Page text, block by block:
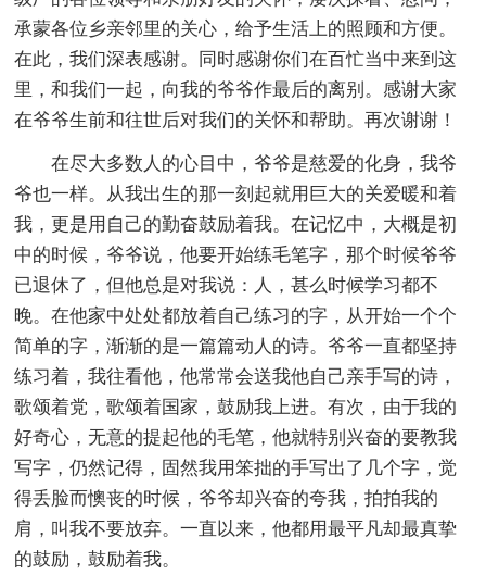
承蒙各位乡亲邻里的关心，给予生活上的照顾和方便。
在此，我们深表感谢。同时感谢你们在百忙当中来到这
里，和我们一起，向我的爷爷作最后的离别。感谢大家
在爷爷生前和往世后对我们的关怀和帮助。再次谢谢！
在尽大多数人的心目中，爷爷是慈爱的化身，我爷
爷也一样。从我出生的那一刻起就用巨大的关爱暖和着
我，更是用自己的勤奋鼓励着我。在记忆中，大概是初
中的时候，爷爷说，他要开始练毛笔字，那个时候爷爷
已退休了，但他总是对我说：人，甚么时候学习都不
晚。在他家中处处都放着自己练习的字，从开始一个个
简单的字，渐渐的是一篇篇动人的诗。爷爷一直都坚持
练习着，我往看他，他常常会送我他自己亲手写的诗，
歌颂着党，歌颂着国家，鼓励我上进。有次，由于我的
好奇心，无意的提起他的毛笔，他就特别兴奋的要教我
写字，仍然记得，固然我用笨拙的手写出了几个字，觉
得丢脸而懊丧的时候，爷爷却兴奋的夸我，拍拍我的
肩，叫我不要放弃。一直以来，他都用最平凡却最真挚
的鼓励，鼓励着我。